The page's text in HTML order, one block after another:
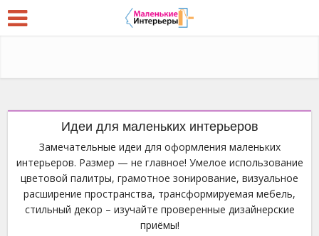
Идеи для маленьких интерьеров
Замечательные идеи для оформления маленьких
интерьеров. Размер — не главное! Умелое использование
цветовой палитры, грамотное зонирование, визуальное
расширение пространства, трансформируемая мебель,
стильный декор – изучайте проверенные дизайнерские
приёмы!